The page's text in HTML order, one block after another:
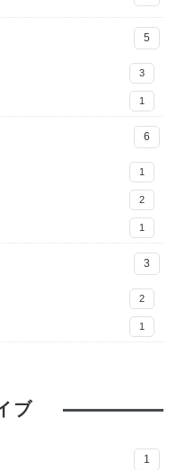
フォルダ構成と各フ
バージョンアップ手
ローカル環境に
（notebook）を 構
5
3
1
6
1
2
1
3
2
1
ブ
1